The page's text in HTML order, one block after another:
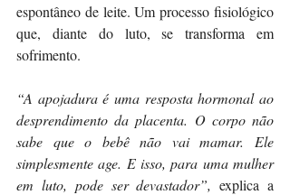
espontâneo de leite. Um processo fisiológico
que, diante do luto, se transforma em
sofrimento.
“A apojadura é uma resposta hormonal ao
desprendimento da placenta. O corpo não
sabe que o bebê não vai mamar. Ele
simplesmente age. E isso, para uma mulher
em luto, pode ser devastador”, explica a